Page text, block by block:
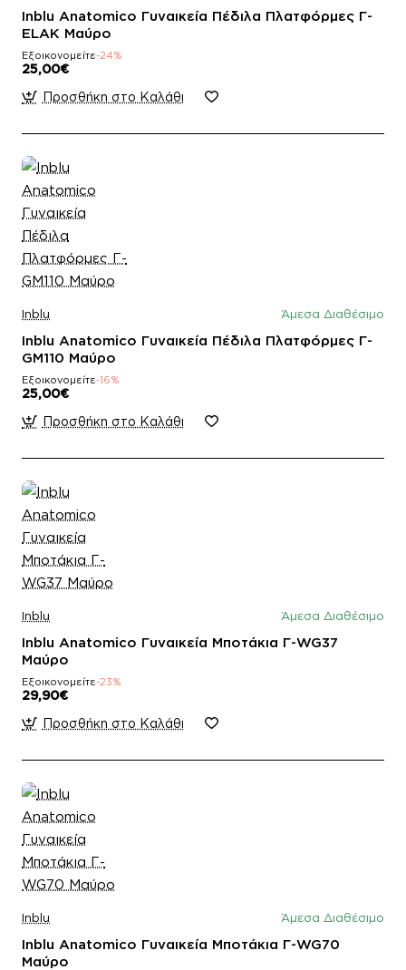
Inblu Anatomico Γυναικεία Πέδιλα Πλατφόρμες Γ-
ELAK Mαύρο
Εξοικονομείτε-24%
25,00€
Προσθήκη στο Καλάθι
Inblu Άμεσα Διαθέσιμο
Inblu Anatomico Γυναικεία Πέδιλα Πλατφόρμες Γ-
GM110 Mαύρο
Εξοικονομείτε-16%
25,00€
Προσθήκη στο Καλάθι
Inblu Άμεσα Διαθέσιμο
Inblu Anatomico Γυναικεία Μποτάκια Γ-WG37
Μαύρο
Εξοικονομείτε-23%
29,90€
Προσθήκη στο Καλάθι
Inblu Άμεσα Διαθέσιμο
Inblu Anatomico Γυναικεία Μποτάκια Γ-WG70
Μαύρο